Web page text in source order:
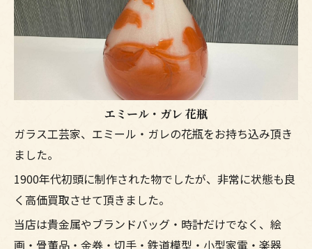
エミール・ガレ 花瓶
ガラス工芸家、エミール・ガレの花瓶をお持ち込み頂き
ました。
1900年代初頭に制作された物でしたが、非常に状態も良
く高価買取させて頂きました。
当店は貴金属やブランドバッグ・時計だけでなく、絵
画・骨董品・金券・切手・鉄道模型・小型家電・楽器